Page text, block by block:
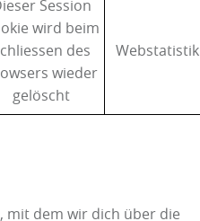
Session
wird beim
des
wieder
gelöscht
Webstatistik
mit dem wir dich über die